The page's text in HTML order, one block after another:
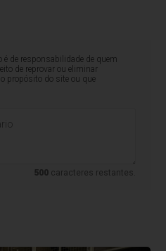
é de responsabilidade de quem
de reprovar ou eliminar
propósito do site ou que
500 caracteres restantes.